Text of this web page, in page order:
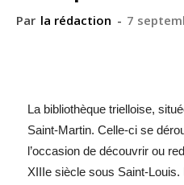
Par la rédaction - 7
La bibliothèque trielloise,
Saint-Martin. Celle-ci se
l’occasion de découvrir ou
XIIIe siècle sous Saint-Louis.